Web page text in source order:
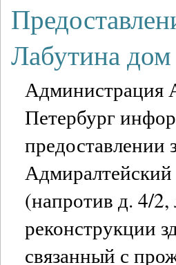
Лабутина
Администрация
Петербург
предоставлении
Адмиралтейский
(напротив д. 4/
реконструкции
связанный с